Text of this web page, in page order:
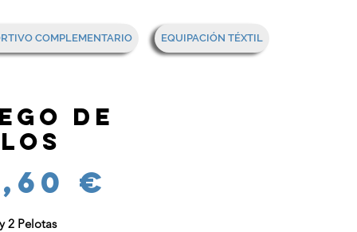
COMPLEMENTARIO EQUIPACIÓN TÉXTIL
de
€
2 Pelotas